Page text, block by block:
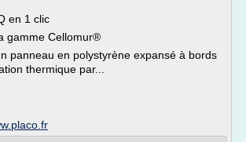
en 1 clic
gamme Cellomur®
panneau en polystyrène expansé à bords
thermique par...